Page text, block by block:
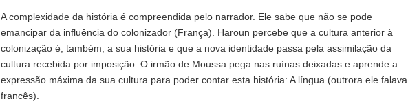
A complexidade da história é compreendida pelo narrador. Ele sabe que não se pode
emancipar da influência do colonizador (França). Haroun percebe que a cultura anterior à
colonização é, também, a sua história e que a nova identidade passa pela assimilação da
cultura recebida por imposição. O irmão de Moussa pega nas ruínas deixadas e aprende a
expressão máxima da sua cultura para poder contar esta história: A língua (outrora ele falava
francês).